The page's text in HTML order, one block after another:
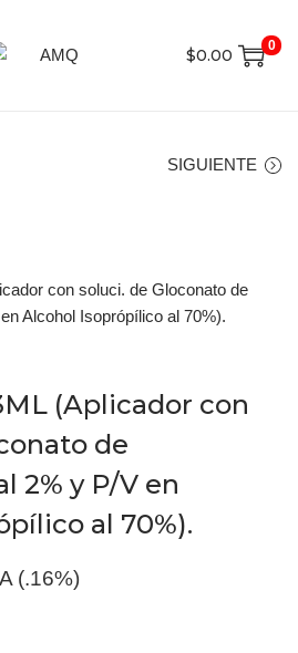
$0.00
0
SIGUIENTE
(Aplicador con
de
2% y P/V en
al 70%).
(.16%)